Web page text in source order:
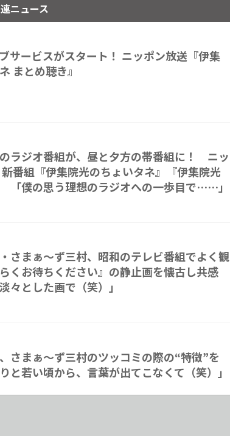
ニュース
サービスがスタート！ ニッポン放送『伊集
まとめ聴き』
ラジオ番組が、昼と夕方の帯番組に！ ニッ
番組『伊集院光のちょいタネ』『伊集院光
「僕の思う理想のラジオへの一歩目で……」
さまぁ～ず三村、昭和のテレビ番組でよく観
くお待ちください』の静止画を懐古し共感
々とした画で（笑）」
さまぁ～ず三村のツッコミの際の“特徴”を
と若い頃から、言葉が出てこなくて（笑）」